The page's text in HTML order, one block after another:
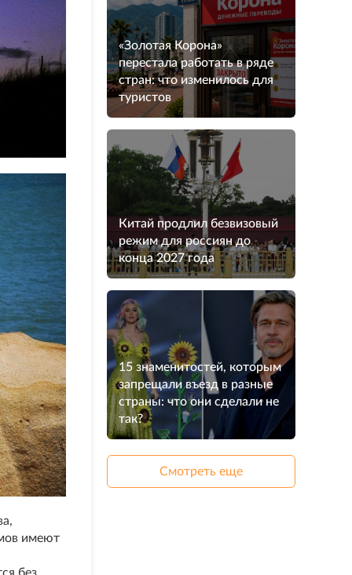
имеют
без
«Золотая Корона»
перестала работать в ряде
стран: что изменилось для
туристов
Китай продлил безвизовый
режим для россиян до
конца 2027 года
15 знаменитостей, которым
запрещали въезд в разные
страны: что они сделали не
так?
Смотреть еще